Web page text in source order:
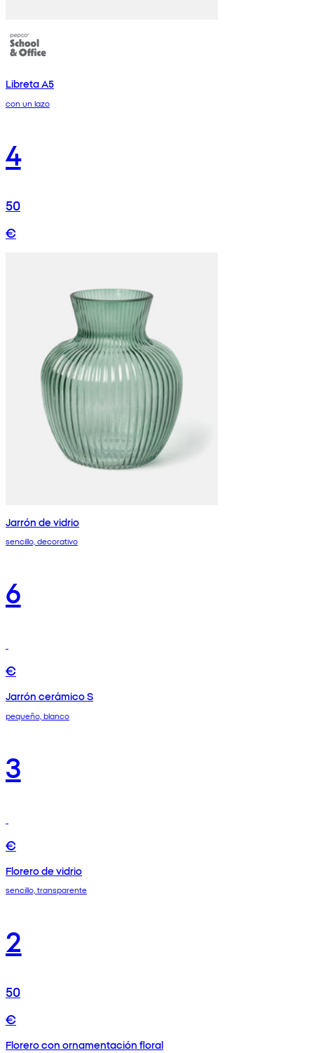
Libreta A5
con un lazo
4
50
€
Jarrón de vidrio
sencillo, decorativo
6
€
Jarrón cerámico S
pequeño, blanco
3
€
Florero de vidrio
sencillo, transparente
2
50
€
Florero con ornamentación floral